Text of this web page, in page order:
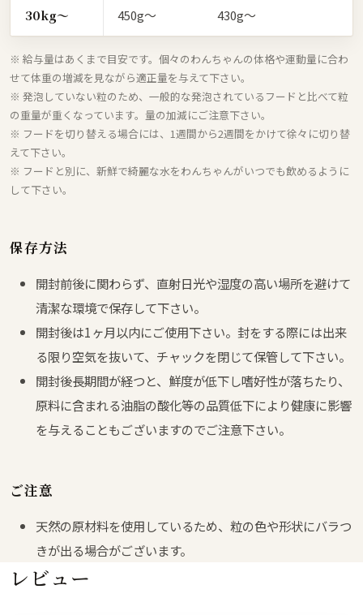
30kg〜 450g〜 430g〜
※ 給与量はあくまで目安です。個々のわんちゃんの体格や運動量に合わ
せて体重の増減を見ながら適正量を与えて下さい。
※ 発泡していない粒のため、一般的な発泡されているフードと比べて粒
の重量が重くなっています。量の加減にご注意下さい。
※ フードを切り替える場合には、1週間から2週間をかけて徐々に切り替
えて下さい。
※ フードと別に、新鮮で綺麗な水をわんちゃんがいつでも飲めるように
して下さい。
保存方法
開封前後に関わらず、直射日光や湿度の高い場所を避けて
清潔な環境で保存して下さい。
開封後は1ヶ月以内にご使用下さい。封をする際には出来
る限り空気を抜いて、チャックを閉じて保管して下さい。
開封後長期間が経つと、鮮度が低下し嗜好性が落ちたり、
原料に含まれる油脂の酸化等の品質低下により健康に影響
を与えることもございますのでご注意下さい。
ご注意
天然の原材料を使用しているため、粒の色や形状にバラつ
きが出る場合がございます。
レビュー